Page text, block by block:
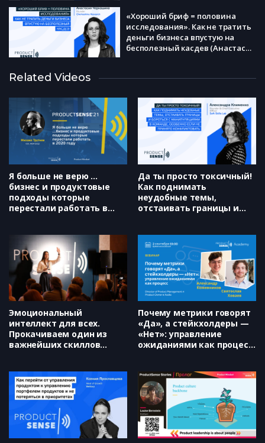
«Хороший бриф = половина
исследования». Как не тратить
деньги бизнеса впустую на
бесполезный касдев (Анастасия
данные, а не на слова (Кира
Матвеева)
Я у мамы самозванец. Как
подружиться с критиком внутри
себя (Алёна Медведева)
Related Videos
Я больше не верю …
бизнес и продуктовые
подходы которые
перестали работать в
Да ты просто токсичный!
Как поднимать
неудобные темы,
отстаивать границы и
команде, особенно если
не принято
конфликтовать
(Александра Клименко)
Эмоциональный
интеллект для всех.
Прокачиваем один из
важнейших скиллов
Почему метрики говорят
«Да», а стейкхолдеры —
«Нет»: управление
ожиданиями как процесс.